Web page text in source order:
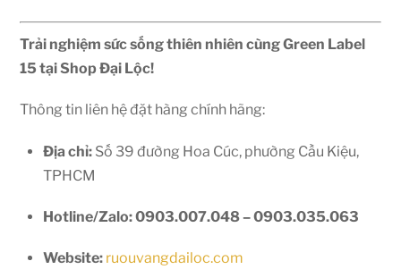
Trải nghiệm sức sống thiên nhiên cùng Green Label
15 tại Shop Đại Lộc!
Thông tin liên hệ đặt hàng chính hãng:
Địa chỉ: Số 39 đường Hoa Cúc, phường Cầu Kiệu,
TPHCM
Hotline/Zalo:0903.007.048 – 0903.035.063
Website: ruouvangdailoc.com